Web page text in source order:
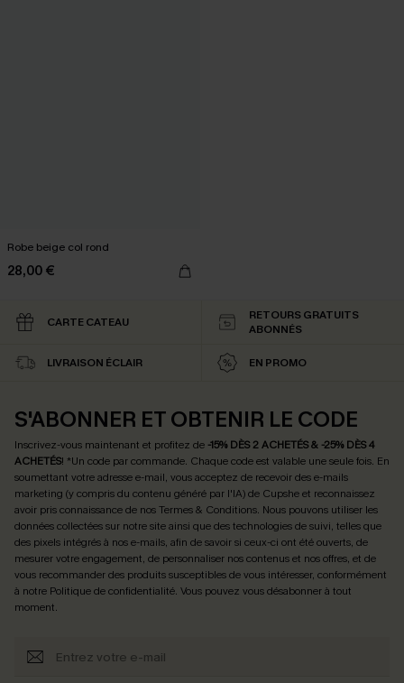
Robe beige col rond
28,00 €
CARTE CATEAU
RETOURS GRATUITS
ABONNÉS
LIVRAISON ÉCLAIR EN PROMO
S'ABONNER ET OBTENIR LE CODE
Inscrivez-vous maintenant et profitez de -15% DÈS 2 ACHETÉS & -25% DÈS 4
ACHETÉS! *Un code par commande. Chaque code est valable une seule fois. En
soumettant votre adresse e-mail, vous acceptez de recevoir des e-mails
marketing (y compris du contenu généré par l'IA) de Cupshe et reconnaissez
avoir pris connaissance de nosTermes & Conditions. Nous pouvons utiliser les
données collectées sur notre site ainsi que des technologies de suivi, telles que
des pixels intégrés à nos e-mails, afin de savoir si ceux-ci ont été ouverts, de
mesurer votre engagement, de personnaliser nos contenus et nos offres, et de
vous recommander des produits susceptibles de vous intéresser, conformément
à notre Politique de confidentialité. Vous pouvez vous désabonner à tout
moment.